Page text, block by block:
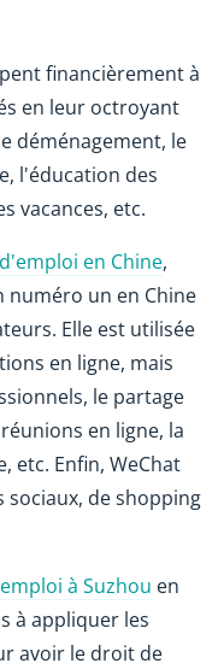
financièrement à
en leur octroyant
déménagement, le
l'éducation des
vacances, etc.
en Chine,
numéro un en Chine
Elle est utilisée
en ligne, mais
le partage
en ligne, la
etc. Enfin, WeChat
sociaux, de shopping
à Suzhou en
à appliquer les
avoir le droit de